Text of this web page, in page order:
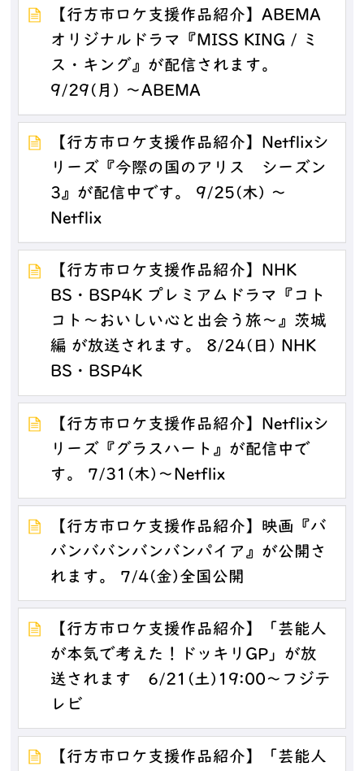
【行方市ロケ支援作品紹介】ABEMA
オリジナルドラマ『MISS KING / ミ
ス・キング』が配信されます。
9/29(月) ～ABEMA
【行方市ロケ支援作品紹介】Netflixシ
リーズ『今際の国のアリス シーズン
3』が配信中です。 9/25(木) ～
Netflix
【行方市ロケ支援作品紹介】NHK
BS・BSP4K プレミアムドラマ『コト
コト～おいしい心と出会う旅～』茨城
編 が放送されます。 8/24(日) NHK
BS・BSP4K
【行方市ロケ支援作品紹介】Netflixシ
リーズ『グラスハート』が配信中で
す。 7/31(木)～Netflix
【行方市ロケ支援作品紹介】映画『バ
バンババンバンバンパイア』が公開さ
れます。 7/4(金)全国公開
【行方市ロケ支援作品紹介】「芸能人
が本気で考えた！ドッキリGP」が放
送されます 6/21(土)19:00～フジテ
レビ
【行方市ロケ支援作品紹介】「芸能人